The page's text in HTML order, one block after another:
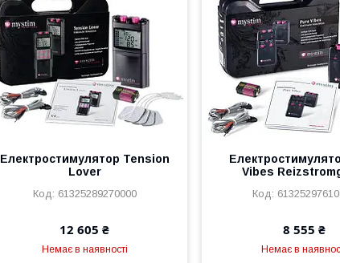
Електростимулятор Tension
Lover
61325289270000
12 605 ₴
Немає в наявності
Vibes
8 555 ₴
Немає в